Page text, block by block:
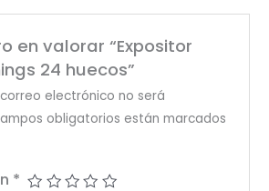
en valorar “Expositor
24 huecos”
electrónico no será
obligatorios están marcados
*